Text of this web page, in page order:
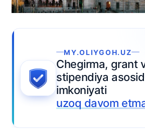
MY.OLIYGOH.UZ
Chegirma, grant va
stipendiya asosida o‘qish
imkoniyati
uzoq davom etmaydi.